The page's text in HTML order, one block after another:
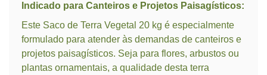
Indicado para Canteiros e Projetos Paisagísticos:
Este Saco de Terra Vegetal 20 kg é especialmente
formulado para atender às demandas de canteiros e
projetos paisagísticos. Seja para flores, arbustos ou
plantas ornamentais, a qualidade desta terra